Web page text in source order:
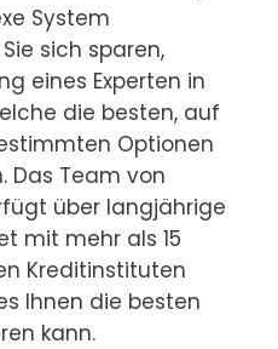
System
sich sparen,
eines Experten in
die besten, auf
Optionen
über langjährige
mit mehr als 15
Kreditinstituten
Ihnen die besten
kann.